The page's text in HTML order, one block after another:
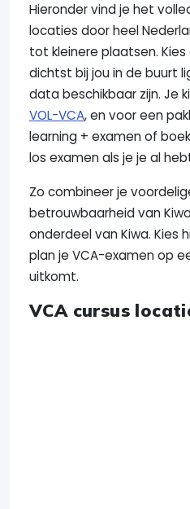
Hieronder vind je het
locaties door heel
tot kleinere plaatsen.
dichtst bij jou in de buurt
data beschikbaar zijn. Je
VOL-VCA, en voor een
learning + examen of
los examen als je je al
Zo combineer je
betrouwbaarheid van
onderdeel van Kiwa. Kies
plan je VCA-examen op
uitkomt.
VCA cursus